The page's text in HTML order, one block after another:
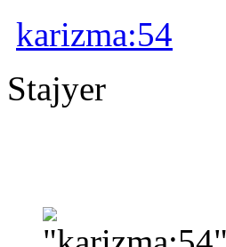
karizma:54
Stajyer